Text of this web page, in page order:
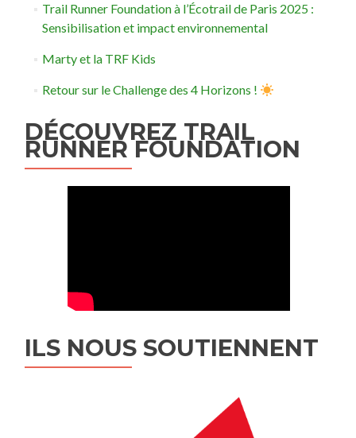
Trail Runner Foundation à l’Écotrail de Paris 2025 :
Sensibilisation et impact environnemental
Marty et la TRF Kids
Retour sur le Challenge des 4 Horizons !
DÉCOUVREZ TRAIL
RUNNER FOUNDATION
ILS NOUS SOUTIENNENT